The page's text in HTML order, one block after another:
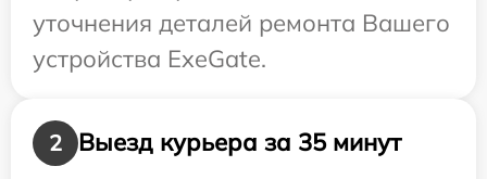
уточнения деталей ремонта Вашего
устройства ExeGate.
2
Выезд курьера за 35 минут